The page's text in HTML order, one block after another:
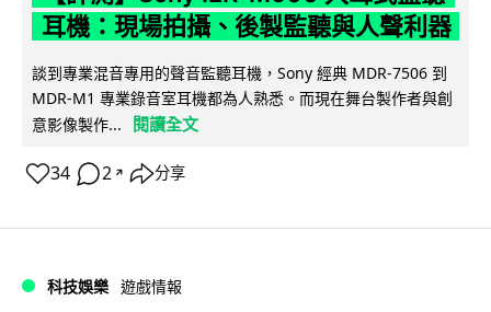
耳機：現場拍攝、後製監聽與人聲利器
談到專業混音專用的聲音監聽耳機，Sony 經典 MDR-7506 到
MDR-M1 專業錄音室耳機都為人熟悉。而現在舞台製作者與創
意影像製作...
閱讀全文
34 2 ↗ 分享
科技娛樂 遊戲情報